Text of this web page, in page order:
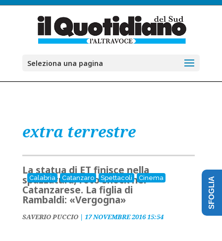
Seleziona una pagina
extra terrestre
Calabria Catanzaro Spettacoli Cinema
La statua di ET finisce nella
spazzatura, foto shock nel
Catanzarese. La figlia di
Rambaldi: «Vergogna»
SAVERIO PUCCIO| 17 NOVEMBRE 2016 15:54
SFOGLIA